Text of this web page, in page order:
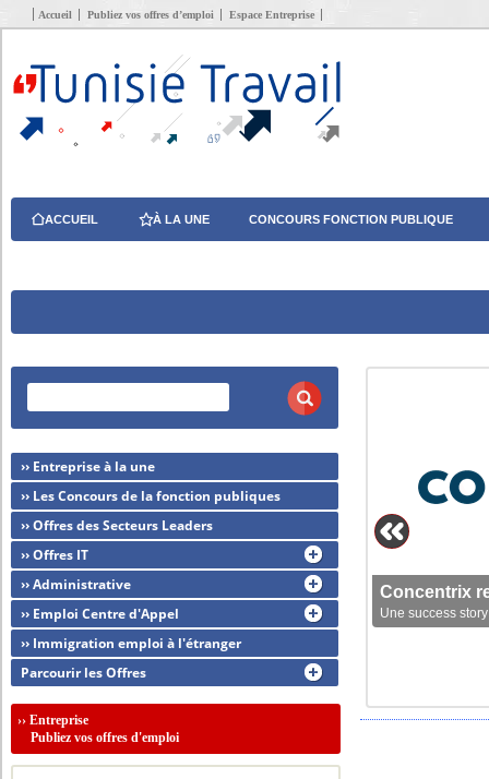
Accueil Publiez vos offres d’emploi Espace Entreprise
ACCUEIL À LA UNE CONCOURS FONCTION PUBLIQUE
Concentrix
Une success
›› Entreprise à la une
›› Les Concours de la fonction publiques
›› Offres des Secteurs Leaders
›› Offres IT
›› Administrative
›› Emploi Centre d'Appel
›› Immigration emploi à l'étranger
Parcourir les Offres
››Entreprise
Publiez vos offres d'emploi